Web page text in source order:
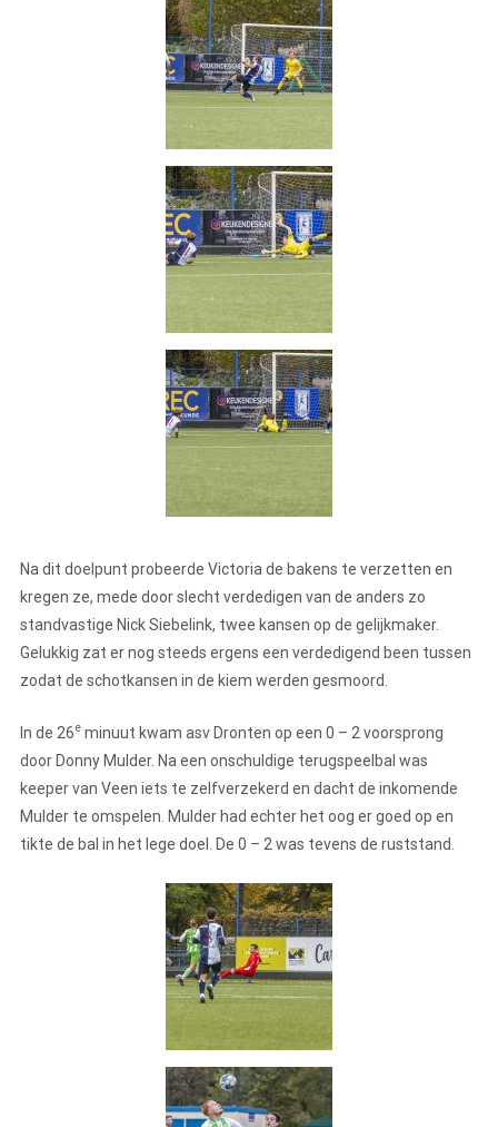
Na dit doelpunt probeerde Victoria de bakens te verzetten en
kregen ze, mede door slecht verdedigen van de anders zo
standvastige Nick Siebelink, twee kansen op de gelijkmaker.
Gelukkig zat er nog steeds ergens een verdedigend been tussen
zodat de schotkansen in de kiem werden gesmoord.
In de 26e minuut kwam asv Dronten op een 0 – 2 voorsprong
door Donny Mulder. Na een onschuldige terugspeelbal was
keeper van Veen iets te zelfverzekerd en dacht de inkomende
Mulder te omspelen. Mulder had echter het oog er goed op en
tikte de bal in het lege doel. De 0 – 2 was tevens de ruststand.